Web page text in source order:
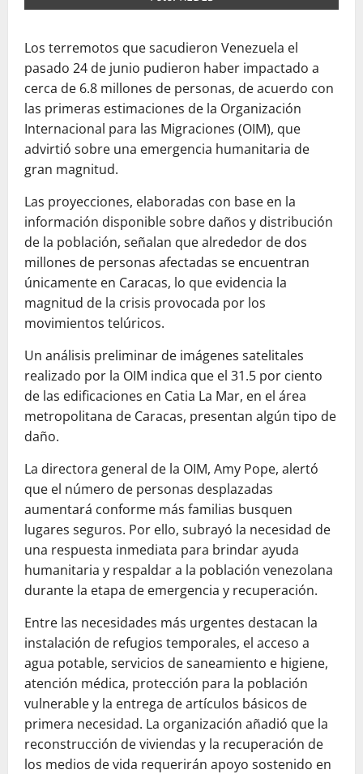
Los terremotos que sacudieron Venezuela el
pasado 24 de junio pudieron haber impactado a
cerca de 6.8 millones de personas, de acuerdo con
las primeras estimaciones de la Organización
Internacional para las Migraciones (OIM), que
advirtió sobre una emergencia humanitaria de
gran magnitud.
Las proyecciones, elaboradas con base en la
información disponible sobre daños y distribución
de la población, señalan que alrededor de dos
millones de personas afectadas se encuentran
únicamente en Caracas, lo que evidencia la
magnitud de la crisis provocada por los
movimientos telúricos.
Un análisis preliminar de imágenes satelitales
realizado por la OIM indica que el 31.5 por ciento
de las edificaciones en Catia La Mar, en el área
metropolitana de Caracas, presentan algún tipo de
daño.
La directora general de la OIM, Amy Pope, alertó
que el número de personas desplazadas
aumentará conforme más familias busquen
lugares seguros. Por ello, subrayó la necesidad de
una respuesta inmediata para brindar ayuda
humanitaria y respaldar a la población venezolana
durante la etapa de emergencia y recuperación.
Entre las necesidades más urgentes destacan la
instalación de refugios temporales, el acceso a
agua potable, servicios de saneamiento e higiene,
atención médica, protección para la población
vulnerable y la entrega de artículos básicos de
primera necesidad. La organización añadió que la
reconstrucción de viviendas y la recuperación de
los medios de vida requerirán apoyo sostenido en